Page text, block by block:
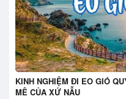
KINH NGHIỆM ĐI EO GIÓ
MÊ CỦA XỨ NẪU